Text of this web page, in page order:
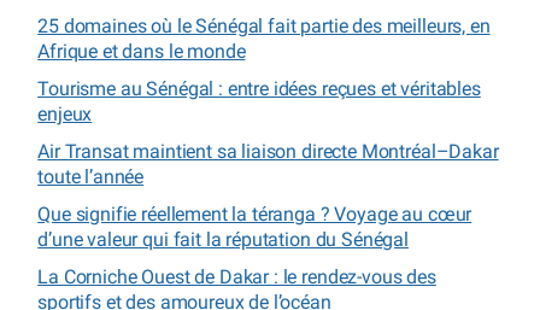
25 domaines où le Sénégal fait partie des meilleurs, en
Afrique et dans le monde
Tourisme au Sénégal : entre idées reçues et véritables
enjeux
Air Transat maintient sa liaison directe Montréal–Dakar
toute l’année
Que signifie réellement la téranga ? Voyage au cœur
d’une valeur qui fait la réputation du Sénégal
La Corniche Ouest de Dakar : le rendez-vous des
sportifs et des amoureux de l’océan